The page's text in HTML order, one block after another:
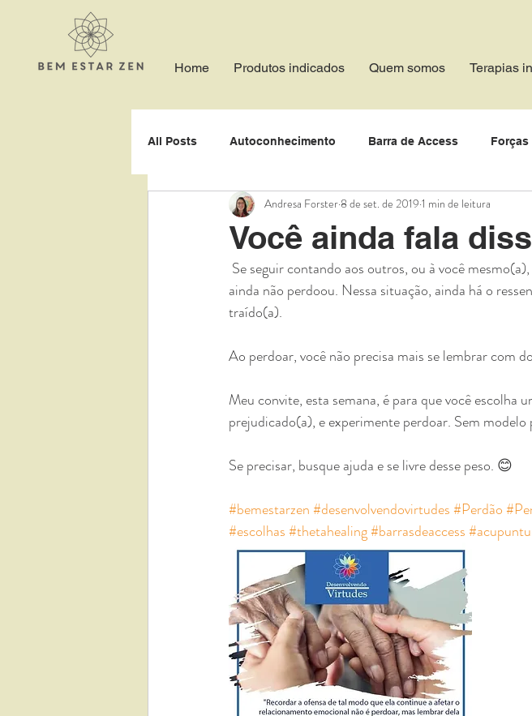
Home Produtos indicados Quem somos Terapias
All Posts Autoconhecimento Barra de Access Forças
Expectativa Abertura Bem estar zen Valor
Respiração Imaginação Abundância Alegria
Você ainda fala
Andresa Forster 8 de set. de 2019 1 min de leitura
ainda não perdoou. Nessa situação, ainda há o
traído(a).⠀
Ao perdoar, você não precisa mais se lembrar com
Meu convite, esta semana, é para que você escolha
prejudicado(a), e experimente perdoar. Sem modelo
Se precisar, busque ajuda e se livre desse peso. 😊⠀
#bemestarzen#desenvolvendovirtudes#Perdão
#escolhas#thetahealing#barrasdeaccess